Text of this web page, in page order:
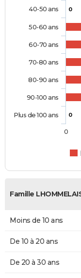
0
0
40-50 ans
50-60 ans
60-70 ans
70-80 ans
80-90 ans
90-100 ans
Plus de 100 ans
0
Famille
Moins de 10 ans
De 10 à 20 ans
De 20 à 30 ans